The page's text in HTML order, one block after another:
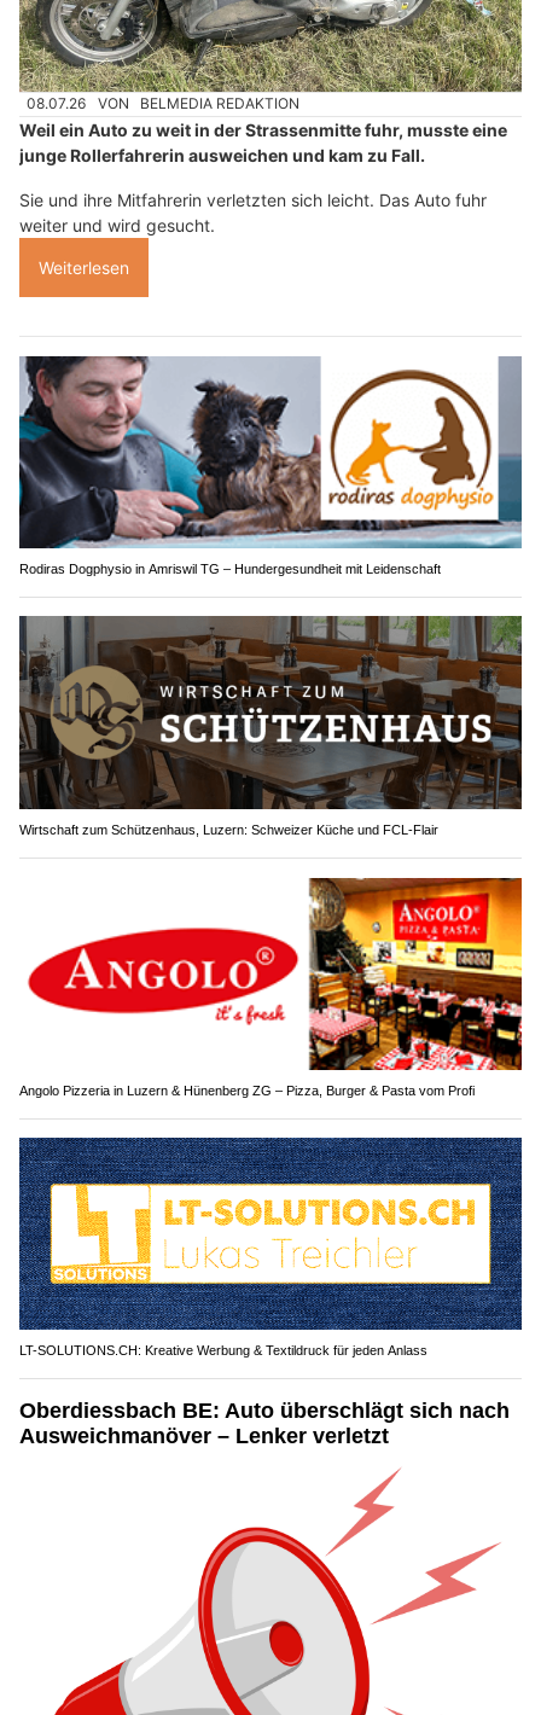
08.07.26 VON BELMEDIA REDAKTION
Weil ein Auto zu weit in der Strassenmitte fuhr, musste eine
junge Rollerfahrerin ausweichen und kam zu Fall.
Sie und ihre Mitfahrerin verletzten sich leicht. Das Auto fuhr
weiter und wird gesucht.
Weiterlesen
Rodiras Dogphysio in Amriswil TG – Hundergesundheit mit Leidenschaft
Wirtschaft zum Schützenhaus, Luzern: Schweizer Küche und FCL-Flair
Angolo Pizzeria in Luzern & Hünenberg ZG – Pizza, Burger & Pasta vom Profi
LT-SOLUTIONS.CH: Kreative Werbung & Textildruck für jeden Anlass
Oberdiessbach BE: Auto überschlägt sich nach
Ausweichmanöver – Lenker verletzt